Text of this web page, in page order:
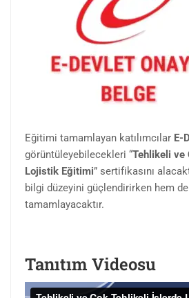
Eğitimi tamamlayan katılımcılar E-
görüntüleyebilecekleri “Tehlikeli ve
Lojistik Eğitimi” sertifikasını
bilgi düzeyini güçlendirirken hem
tamamlayacaktır.
Tanıtım Videosu